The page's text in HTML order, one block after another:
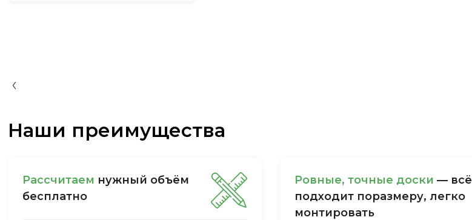
Наши преимущества
Рассчитаем нужный объём
бесплатно
Ровные, точные доски — всё
подходит поразмеру, легкo
монтировать